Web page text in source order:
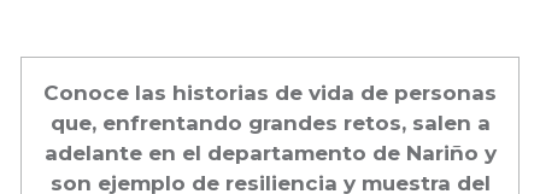
Conoce las historias de vida de personas
que, enfrentando grandes retos, salen a
adelante en el departamento de Nariño y
son ejemplo de resiliencia y muestra del